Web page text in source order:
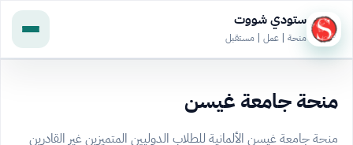
ستودي شووت
منحة | عمل | مستقبل
منحة جامعة غيسن
منحة جامعة غيسن الألمانية للطلاب الدوليين المتميزين غير القادرين